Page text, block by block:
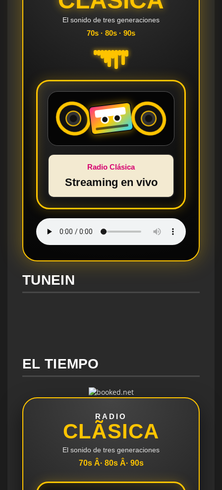
El sonido de tres generaciones
70s · 80s · 90s
Radio Clásica
Streaming en vivo
TUNEIN
EL TIEMPO
RADIO
CLÃSICA
El sonido de tres generaciones
70s Â· 80s Â· 90s